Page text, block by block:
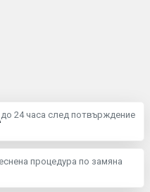
до 24 часа след потвърждение
процедура по замяна